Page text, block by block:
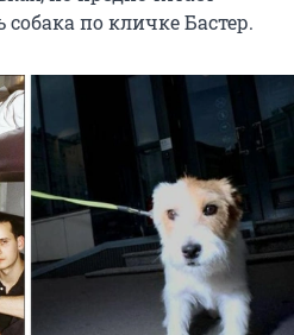
собака по кличке Бастер.